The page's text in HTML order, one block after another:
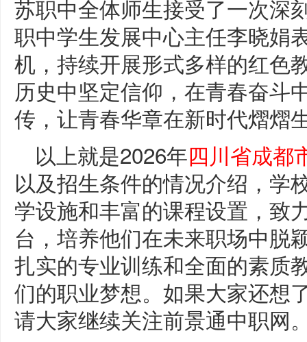
苏职中全体师生接受了一次深
职中学生发展中心主任李晓娟
机，持续开展形式多样的红色
历史中坚定信仰，在青春奋斗
传，让青春华章在新时代熠熠
以上就是2026年四川省成都
以及招生条件的情况介绍，学
学设施和丰富的课程设置，致
台，培养他们在未来职场中脱
扎实的专业训练和全面的素质
们的职业梦想。如果大家还想
请大家继续关注前景通中职网